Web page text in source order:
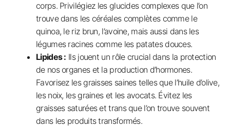
corps. Privilégiez les glucides complexes que l’on
trouve dans les céréales complètes comme le
quinoa, le riz brun, l’avoine, mais aussi dans les
légumes racines comme les patates douces.
Lipides : Ils jouent un rôle crucial dans la protection
de nos organes et la production d’hormones.
Favorisez les graisses saines telles que l’huile d’olive,
les noix, les graines et les avocats. Évitez les
graisses saturées et trans que l’on trouve souvent
dans les produits transformés.